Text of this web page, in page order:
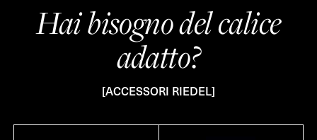
Hai bisogno del calice
adatto?
[ACCESSORI RIEDEL]